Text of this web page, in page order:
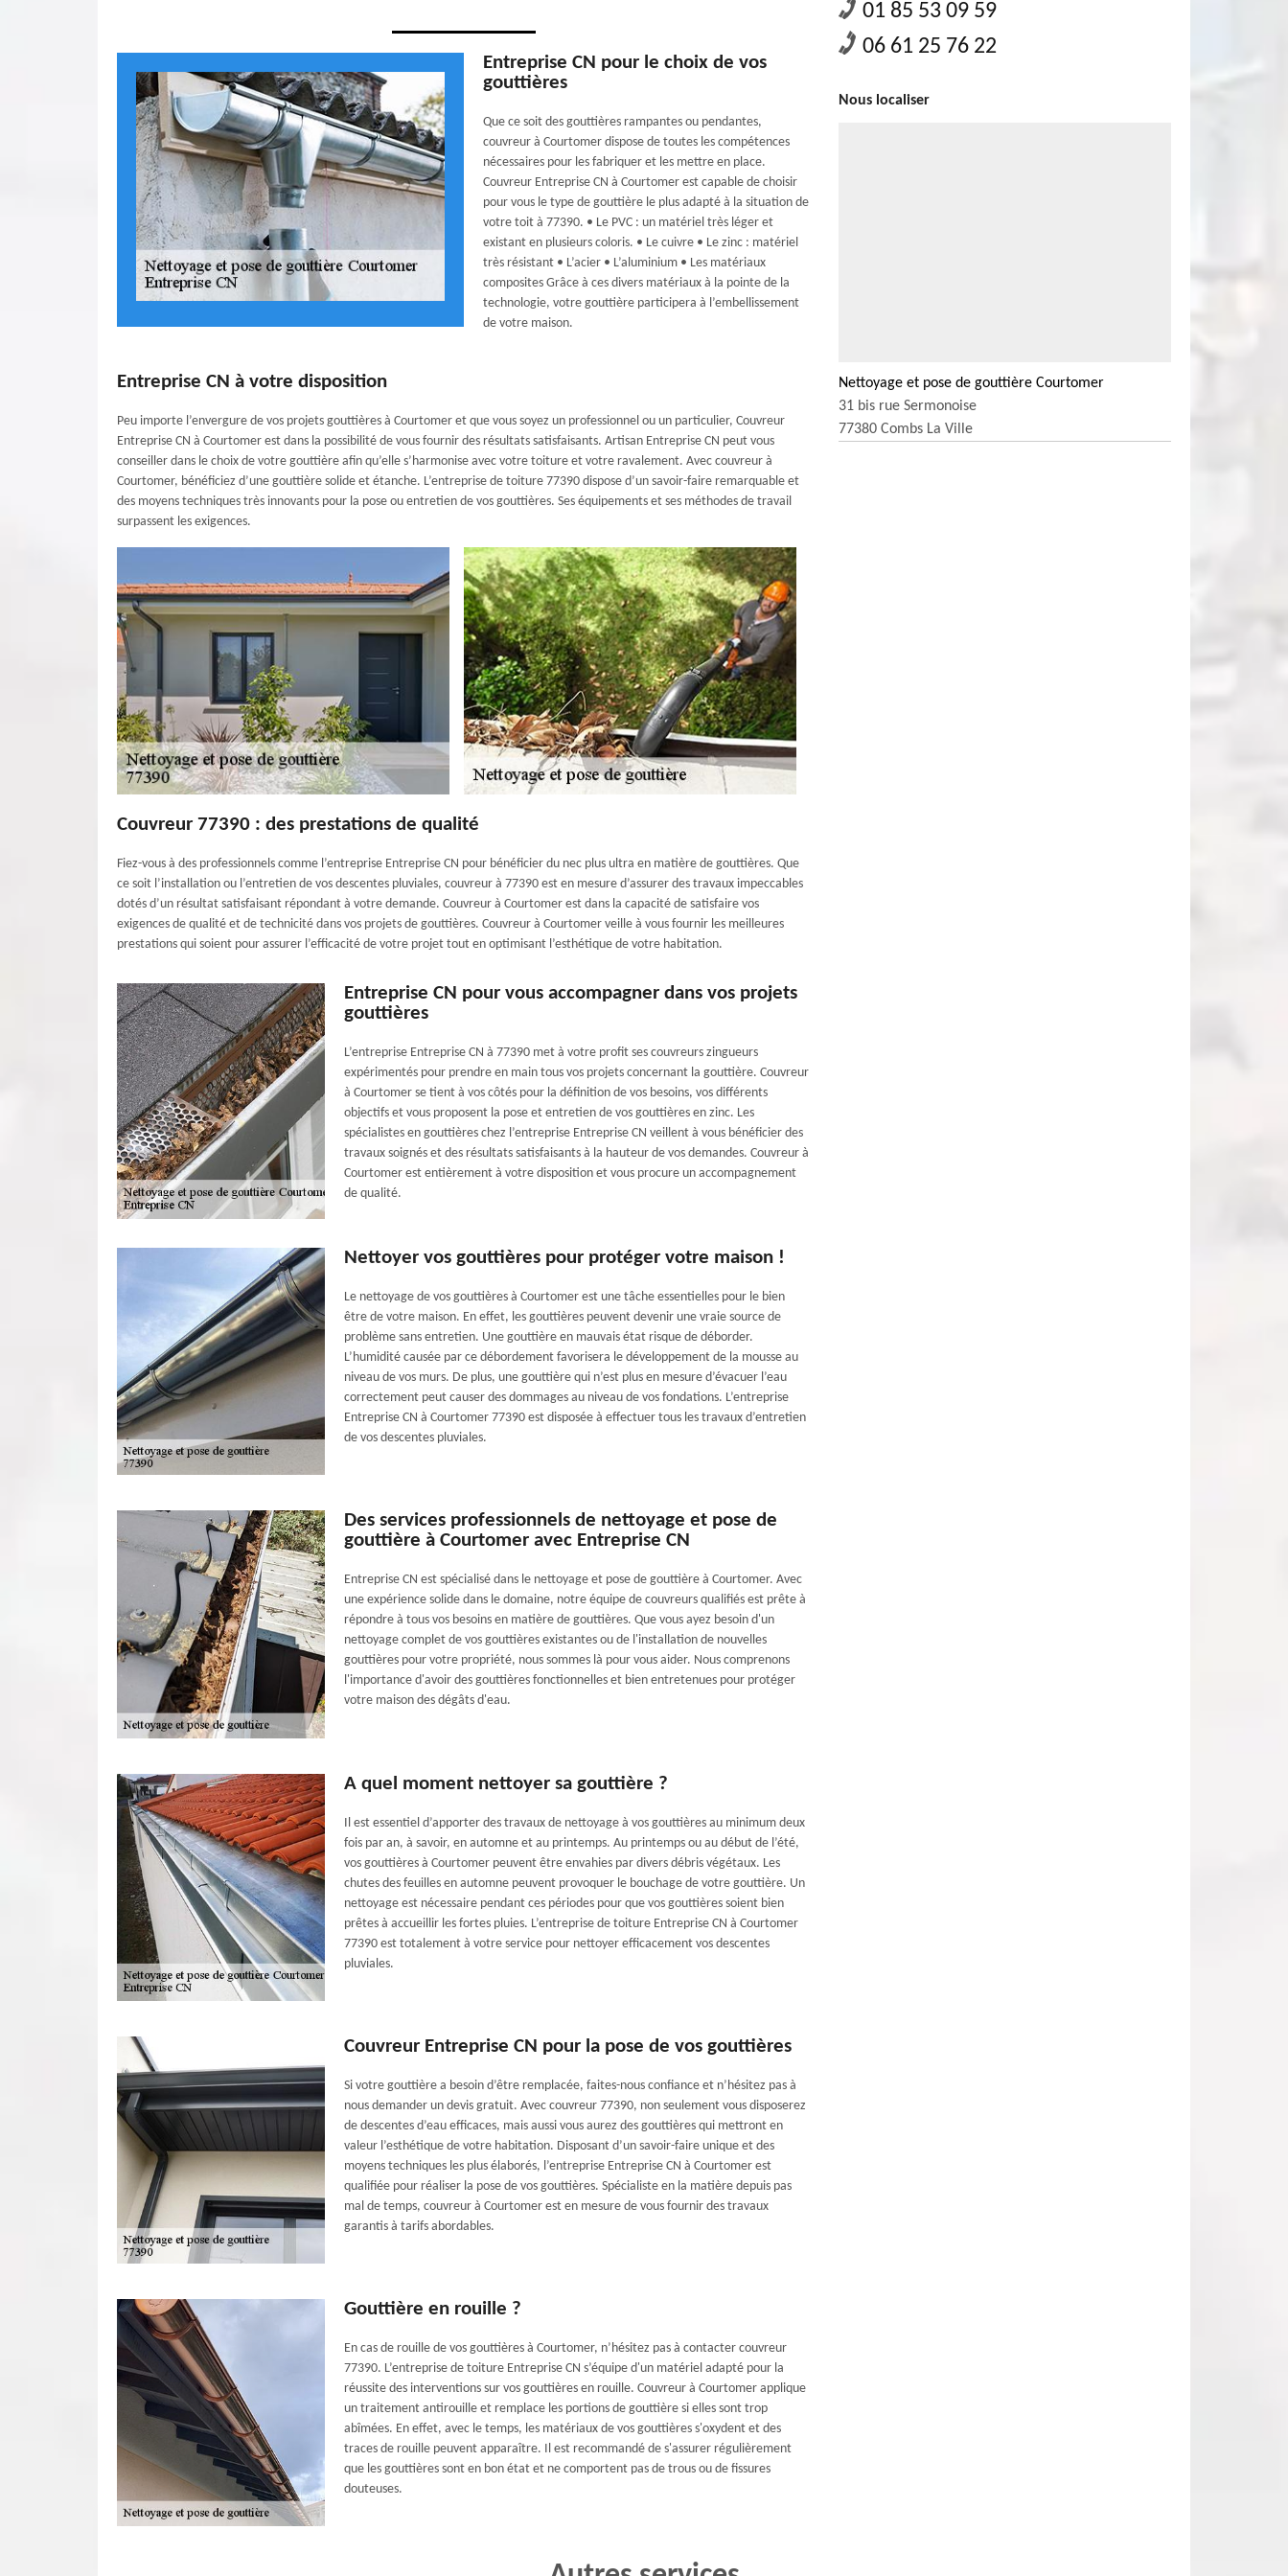
Entreprise CN pour le choix de vos
gouttières
Que ce soit des gouttières rampantes ou pendantes,
couvreur à Courtomer dispose de toutes les compétences
nécessaires pour les fabriquer et les mettre en place.
Couvreur Entreprise CN à Courtomer est capable de choisir
pour vous le type de gouttière le plus adapté à la situation de
votre toit à 77390. • Le PVC : un matériel très léger et
existant en plusieurs coloris. • Le cuivre • Le zinc : matériel
très résistant • L’acier • L’aluminium • Les matériaux
composites Grâce à ces divers matériaux à la pointe de la
technologie, votre gouttière participera à l’embellissement
de votre maison.
Entreprise CN à votre disposition
Peu importe l’envergure de vos projets gouttières à Courtomer et que vous soyez un professionnel ou un particulier, Couvreur
Entreprise CN à Courtomer est dans la possibilité de vous fournir des résultats satisfaisants. Artisan Entreprise CN peut vous
conseiller dans le choix de votre gouttière afin qu’elle s’harmonise avec votre toiture et votre ravalement. Avec couvreur à
Courtomer, bénéficiez d’une gouttière solide et étanche. L’entreprise de toiture 77390 dispose d’un savoir-faire remarquable et
des moyens techniques très innovants pour la pose ou entretien de vos gouttières. Ses équipements et ses méthodes de travail
surpassent les exigences.
Couvreur 77390 : des prestations de qualité
Fiez-vous à des professionnels comme l’entreprise Entreprise CN pour bénéficier du nec plus ultra en matière de gouttières. Que
ce soit l’installation ou l’entretien de vos descentes pluviales, couvreur à 77390 est en mesure d’assurer des travaux impeccables
dotés d’un résultat satisfaisant répondant à votre demande. Couvreur à Courtomer est dans la capacité de satisfaire vos
exigences de qualité et de technicité dans vos projets de gouttières. Couvreur à Courtomer veille à vous fournir les meilleures
prestations qui soient pour assurer l’efficacité de votre projet tout en optimisant l’esthétique de votre habitation.
Entreprise CN pour vous accompagner dans vos projets
gouttières
L’entreprise Entreprise CN à 77390 met à votre profit ses couvreurs zingueurs
expérimentés pour prendre en main tous vos projets concernant la gouttière. Couvreur
à Courtomer se tient à vos côtés pour la définition de vos besoins, vos différents
objectifs et vous proposent la pose et entretien de vos gouttières en zinc. Les
spécialistes en gouttières chez l’entreprise Entreprise CN veillent à vous bénéficier des
travaux soignés et des résultats satisfaisants à la hauteur de vos demandes. Couvreur à
Courtomer est entièrement à votre disposition et vous procure un accompagnement
de qualité.
Nettoyer vos gouttières pour protéger votre maison !
Le nettoyage de vos gouttières à Courtomer est une tâche essentielles pour le bien
être de votre maison. En effet, les gouttières peuvent devenir une vraie source de
problème sans entretien. Une gouttière en mauvais état risque de déborder.
L’humidité causée par ce débordement favorisera le développement de la mousse au
niveau de vos murs. De plus, une gouttière qui n’est plus en mesure d’évacuer l’eau
correctement peut causer des dommages au niveau de vos fondations. L’entreprise
Entreprise CN à Courtomer 77390 est disposée à effectuer tous les travaux d’entretien
de vos descentes pluviales.
Des services professionnels de nettoyage et pose de
gouttière à Courtomer avec Entreprise CN
Entreprise CN est spécialisé dans le nettoyage et pose de gouttière à Courtomer. Avec
une expérience solide dans le domaine, notre équipe de couvreurs qualifiés est prête à
répondre à tous vos besoins en matière de gouttières. Que vous ayez besoin d'un
nettoyage complet de vos gouttières existantes ou de l'installation de nouvelles
gouttières pour votre propriété, nous sommes là pour vous aider. Nous comprenons
l'importance d'avoir des gouttières fonctionnelles et bien entretenues pour protéger
votre maison des dégâts d'eau.
A quel moment nettoyer sa gouttière ?
Il est essentiel d’apporter des travaux de nettoyage à vos gouttières au minimum deux
fois par an, à savoir, en automne et au printemps. Au printemps ou au début de l’été,
vos gouttières à Courtomer peuvent être envahies par divers débris végétaux. Les
chutes des feuilles en automne peuvent provoquer le bouchage de votre gouttière. Un
nettoyage est nécessaire pendant ces périodes pour que vos gouttières soient bien
prêtes à accueillir les fortes pluies. L’entreprise de toiture Entreprise CN à Courtomer
77390 est totalement à votre service pour nettoyer efficacement vos descentes
pluviales.
Couvreur Entreprise CN pour la pose de vos gouttières
Si votre gouttière a besoin d’être remplacée, faites-nous confiance et n’hésitez pas à
nous demander un devis gratuit. Avec couvreur 77390, non seulement vous disposerez
de descentes d’eau efficaces, mais aussi vous aurez des gouttières qui mettront en
valeur l’esthétique de votre habitation. Disposant d’un savoir-faire unique et des
moyens techniques les plus élaborés, l’entreprise Entreprise CN à Courtomer est
qualifiée pour réaliser la pose de vos gouttières. Spécialiste en la matière depuis pas
mal de temps, couvreur à Courtomer est en mesure de vous fournir des travaux
garantis à tarifs abordables.
Gouttière en rouille ?
En cas de rouille de vos gouttières à Courtomer, n’hésitez pas à contacter couvreur
77390. L’entreprise de toiture Entreprise CN s’équipe d'un matériel adapté pour la
réussite des interventions sur vos gouttières en rouille. Couvreur à Courtomer applique
un traitement antirouille et remplace les portions de gouttière si elles sont trop
abîmées. En effet, avec le temps, les matériaux de vos gouttières s'oxydent et des
traces de rouille peuvent apparaître. Il est recommandé de s'assurer régulièrement
que les gouttières sont en bon état et ne comportent pas de trous ou de fissures
douteuses.
01 85 53 09 59
06 61 25 76 22
Nous localiser
Nettoyage et pose de gouttière Courtomer
31 bis rue Sermonoise
77380 Combs La Ville